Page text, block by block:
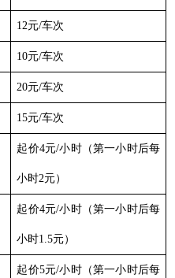
12元/车次
10元/车次
20元/车次
15元/车次
起价4元/小时（第一小时后每
小时2元）
起价4元/小时（第一小时后每
小时1.5元）
起价5元/小时（第一小时后每